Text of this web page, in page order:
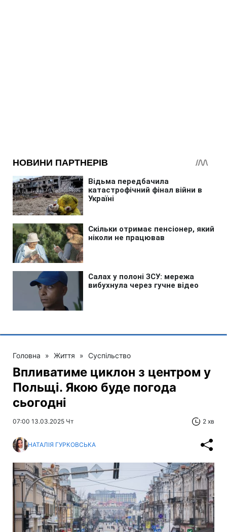
Головна » Життя » Суспільство
Впливатиме циклон з центром у
Польщі. Якою буде погода
сьогодні
07:00 13.03.2025 Чт 2 хв
НАТАЛІЯ ГУРКОВСЬКА